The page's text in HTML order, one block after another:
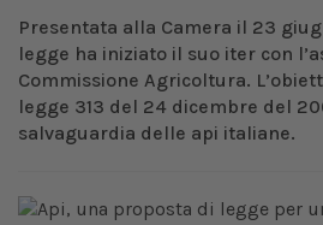
Presentata alla Camera il 23
legge ha iniziato il suo iter con
Commissione Agricoltura.
legge 313 del 24 dicembre del
salvaguardia delle api italiane.